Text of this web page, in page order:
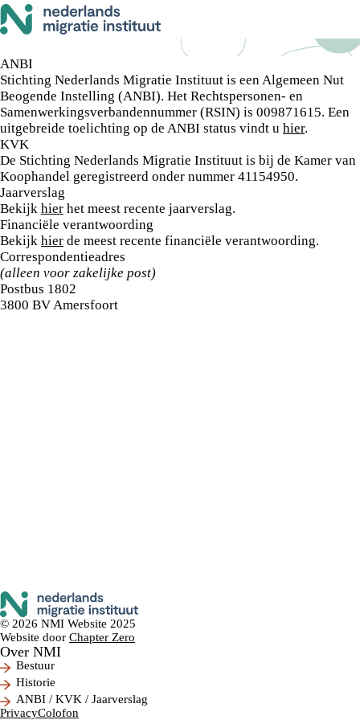
Let op! De informatie op deze website en de NMI portal blijft tot en met
31 december 2026 beschikbaar.
ANBI / KVK / Jaarverslag
ANBI
Stichting Nederlands Migratie Instituut is een Algemeen Nut
Beogende Instelling (ANBI). Het Rechtspersonen- en
Samenwerkingsverbandennummer (RSIN) is 009871615. Een
uitgebreide toelichting op de ANBI status vindt u hier.
KVK
De Stichting Nederlands Migratie Instituut is bij de Kamer van
Koophandel geregistreerd onder nummer 41154950.
Jaarverslag
Bekijk hier het meest recente jaarverslag.
Financiële verantwoording
Bekijk hier de meest recente financiële verantwoording.
Correspondentieadres
(alleen voor zakelijke post)
Postbus 1802
3800 BV Amersfoort
© 2026 NMI Website 2025
Website door Chapter Zero
Over NMI
Bestuur
Historie
ANBI / KVK / Jaarverslag
PrivacyColofon